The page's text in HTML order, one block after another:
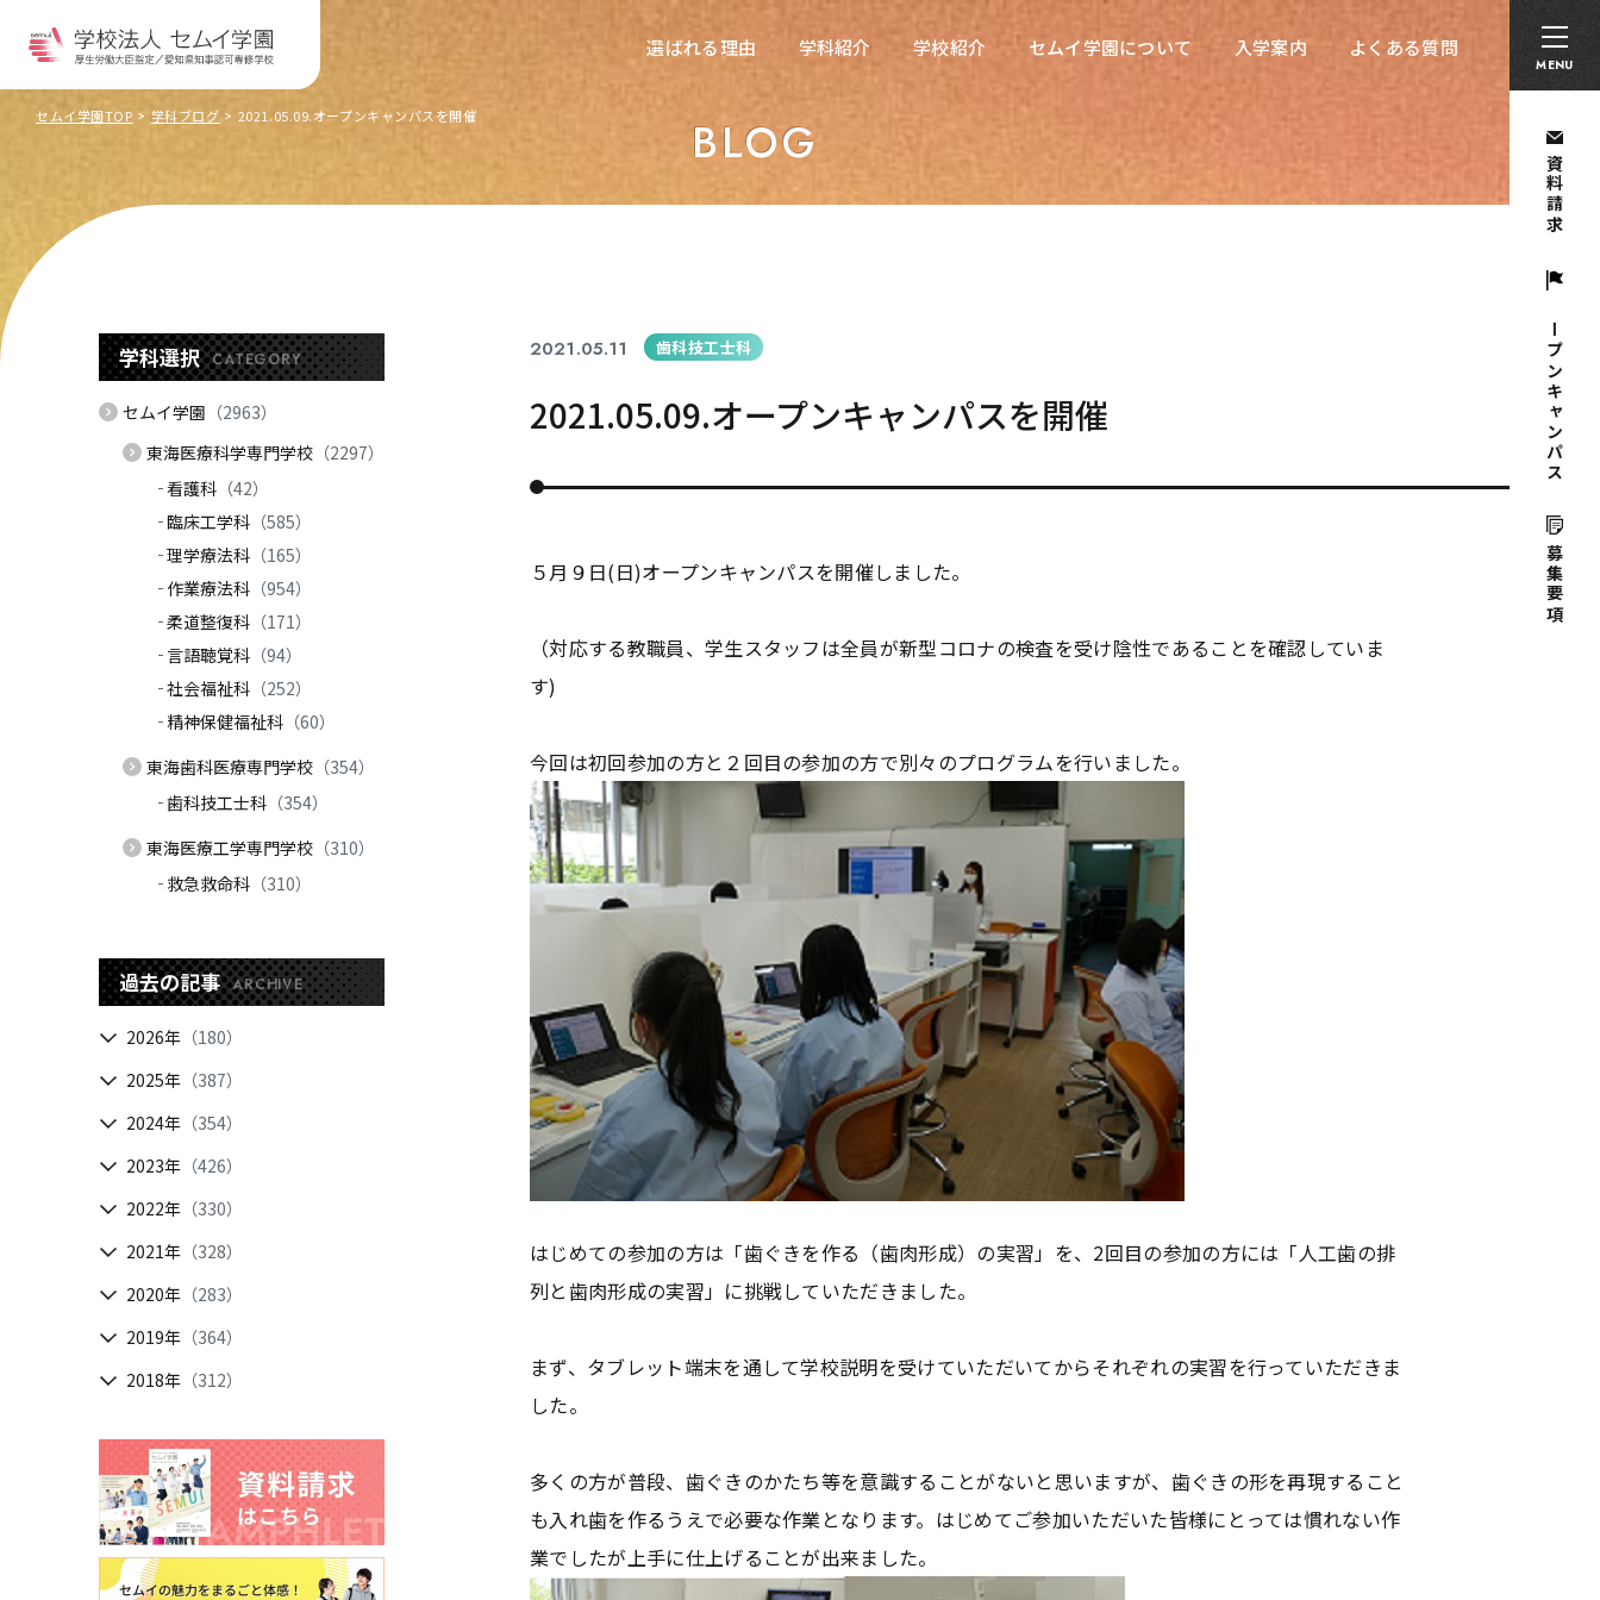
MENU
選ばれる理由 学科紹介 学校紹介 セムイ学園について 入学案内 よくある質問
資料請求
オープンキャンパス
募集要項
採用担当者の方へ 留学生の方へ
選ばれる理由 学科紹介 学校紹介
東海医療科学専門学校
東海歯科医療専門学校
東海医療工学専門学校
セムイ学園について 入学案内 よくある質問
セムイ学園TOP 学科ブログ 2021.05.09.オープンキャンパスを開催 BLOG
2021.05.11 歯科技工士科
2021.05.09.オープンキャンパスを開催
５月９日(日)オープンキャンパスを開催しました。
（対応する教職員、学生スタッフは全員が新型コロナの検査を受け陰性であることを確認していま
す)
今回は初回参加の方と２回目の参加の方で別々のプログラムを行いました。
はじめての参加の方は「歯ぐきを作る（歯肉形成）の実習」を、2回目の参加の方には「人工歯の排
列と歯肉形成の実習」に挑戦していただきました。
まず、タブレット端末を通して学校説明を受けていただいてからそれぞれの実習を行っていただきま
した。
多くの方が普段、歯ぐきのかたち等を意識することがないと思いますが、歯ぐきの形を再現すること
も入れ歯を作るうえで必要な作業となります。はじめてご参加いただいた皆様にとっては慣れない作
業でしたが上手に仕上げることが出来ました。
学科選択 CATEGORY
セムイ学園 （2963）
東海医療科学専門学校 （2297）
看護科 （42）
臨床工学科 （585）
理学療法科 （165）
作業療法科 （954）
柔道整復科 （171）
言語聴覚科 （94）
社会福祉科 （252）
精神保健福祉科 （60）
東海歯科医療専門学校 （354）
歯科技工士科 （354）
東海医療工学専門学校 （310）
救急救命科 （310）
過去の記事 ARCHIVE
2026年 （180）
2025年 （387）
2024年 （354）
2023年 （426）
2022年 （330）
2021年 （328）
2020年 （283）
2019年 （364）
2018年 （312）